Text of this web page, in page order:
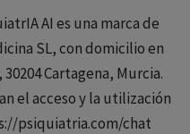
AI es una marca de
SL, con domicilio en
Cartagena, Murcia.
el acceso y la utilización
psiquiatria.com/chat